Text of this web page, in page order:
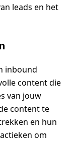
leads en het
inbound
content die
van jouw
content te
en hun
om